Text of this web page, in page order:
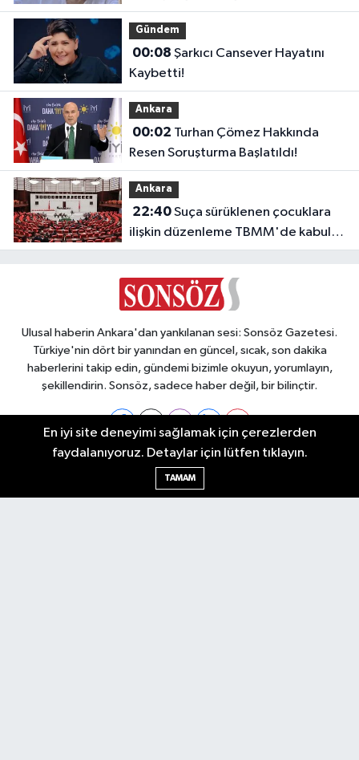
Gündem
00:08
Kaybetti!
Ankara
00:02
Resen Soruşturma Başlatıldı!
Ankara
22:40Suça sürüklenen çocuklara
ilişkin düzenleme TBMM'de kabul
edildi
Ulusal haberin Ankara'dan yankılanan sesi: Sonsöz Gazetesi.
Türkiye'nin dört bir yanından en güncel, sıcak, son dakika
haberlerini takip edin, gündemi bizimle okuyun, yorumlayın,
şekillendirin. Sonsöz, sadece haber değil, bir bilinçtir.
Ankara Nöbetçi Eczaneler
En iyi site deneyimi sağlamak için çerezlerden
faydalanıyoruz. Detaylar için lütfen tıklayın.
TAMAM